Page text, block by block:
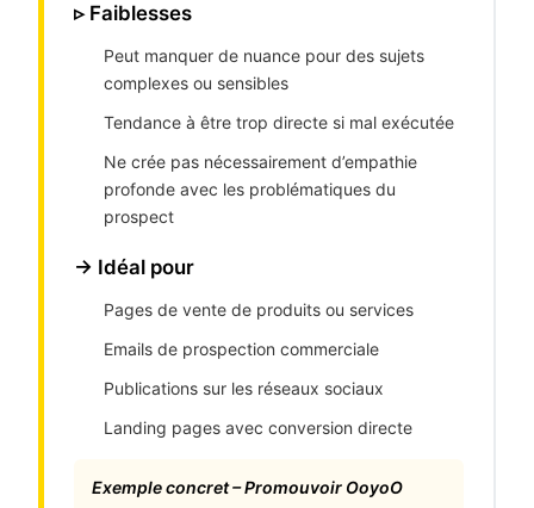
▹ Faiblesses
Peut manquer de nuance pour des sujets
complexes ou sensibles
Tendance à être trop directe si mal exécutée
Ne crée pas nécessairement d’empathie
profonde avec les problématiques du
prospect
→ Idéal pour
Pages de vente de produits ou services
Emails de prospection commerciale
Publications sur les réseaux sociaux
Landing pages avec conversion directe
Exemple concret – Promouvoir OoyoO